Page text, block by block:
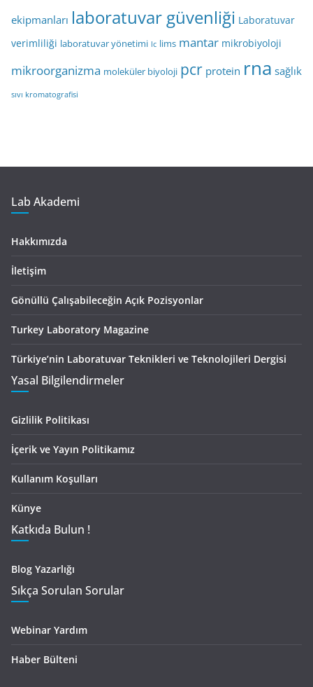
ekipmanları laboratuvar güvenliği Laboratuvar
verimliliği laboratuvar yönetimi lc lims mantar mikrobiyoloji
mikroorganizma moleküler biyoloji pcr protein rna sağlık
sıvı kromatografisi
Lab Akademi
Hakkımızda
İletişim
Gönüllü Çalışabileceğin Açık Pozisyonlar
Turkey Laboratory Magazine
Türkiye’nin Laboratuvar Teknikleri ve Teknolojileri Dergisi
Yasal Bilgilendirmeler
Gizlilik Politikası
İçerik ve Yayın Politikamız
Kullanım Koşulları
Künye
Katkıda Bulun !
Blog Yazarlığı
Sıkça Sorulan Sorular
Webinar Yardım
Haber Bülteni